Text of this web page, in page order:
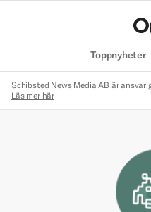
Toppnyheter
Schibsted News Media AB är
Läs mer här